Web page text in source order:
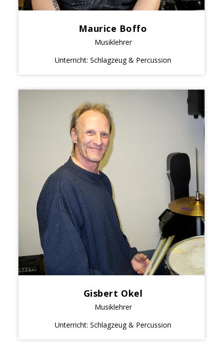
Maurice Boffo
Musiklehrer
Unterricht: Schlagzeug & Percussion
Gisbert Okel
Musiklehrer
Unterricht: Schlagzeug & Percussion